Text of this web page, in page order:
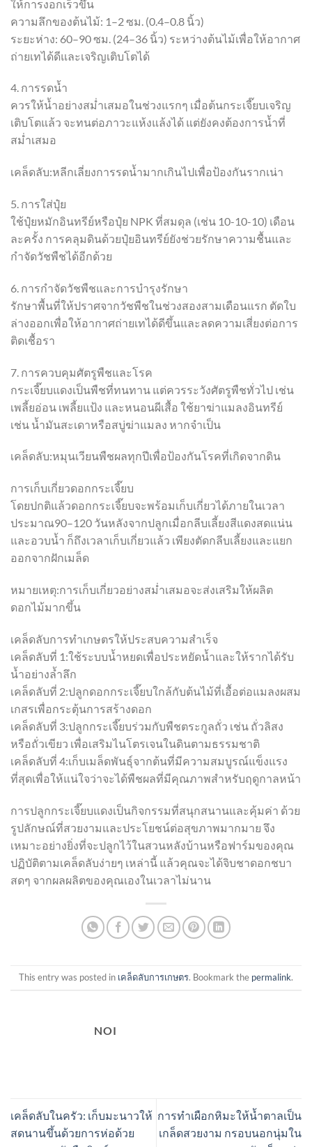
ให้การงอกเร็วขึ้น
ความลึกของต้นไม้: 1–2 ซม. (0.4–0.8 นิ้ว)
ระยะห่าง: 60–90 ซม. (24–36 นิ้ว) ระหว่างต้นไม้เพื่อให้อากาศ
ถ่ายเทได้ดีและเจริญเติบโตได้
4. การรดน้ำ
ควรให้น้ำอย่างสม่ำเสมอในช่วงแรกๆ เมื่อต้นกระเจี๊ยบเจริญ
เติบโตแล้ว จะทนต่อภาวะแห้งแล้งได้ แต่ยังคงต้องการน้ำที่
สม่ำเสมอ
เคล็ดลับ:หลีกเลี่ยงการรดน้ำมากเกินไปเพื่อป้องกันรากเน่า
5. การใส่ปุ๋ย
ใช้ปุ๋ยหมักอินทรีย์หรือปุ๋ย NPK ที่สมดุล (เช่น 10-10-10) เดือน
ละครั้ง การคลุมดินด้วยปุ๋ยอินทรีย์ยังช่วยรักษาความชื้นและ
กำจัดวัชพืชได้อีกด้วย
6. การกำจัดวัชพืชและการบำรุงรักษา
รักษาพื้นที่ให้ปราศจากวัชพืชในช่วงสองสามเดือนแรก ตัดใบ
ล่างออกเพื่อให้อากาศถ่ายเทได้ดีขึ้นและลดความเสี่ยงต่อการ
ติดเชื้อรา
7. การควบคุมศัตรูพืชและโรค
กระเจี๊ยบแดงเป็นพืชที่ทนทาน แต่ควรระวังศัตรูพืชทั่วไป เช่น
เพลี้ยอ่อน เพลี้ยแป้ง และหนอนผีเสื้อ ใช้ยาฆ่าแมลงอินทรีย์
เช่น น้ำมันสะเดาหรือสบู่ฆ่าแมลง หากจำเป็น
เคล็ดลับ:หมุนเวียนพืชผลทุกปีเพื่อป้องกันโรคที่เกิดจากดิน
การเก็บเกี่ยวดอกกระเจี๊ยบ
โดยปกติแล้วดอกกระเจี๊ยบจะพร้อมเก็บเกี่ยวได้ภายในเวลา
ประมาณ90–120 วันหลังจากปลูกเมื่อกลีบเลี้ยงสีแดงสดแน่น
และอวบน้ำ ก็ถึงเวลาเก็บเกี่ยวแล้ว เพียงตัดกลีบเลี้ยงและแยก
ออกจากฝักเมล็ด
หมายเหตุ:การเก็บเกี่ยวอย่างสม่ำเสมอจะส่งเสริมให้ผลิต
ดอกไม้มากขึ้น
เคล็ดลับการทำเกษตรให้ประสบความสำเร็จ
เคล็ดลับที่ 1:ใช้ระบบน้ำหยดเพื่อประหยัดน้ำและให้รากได้รับ
น้ำอย่างล้ำลึก
เคล็ดลับที่ 2:ปลูกดอกกระเจี๊ยบใกล้กับต้นไม้ที่เอื้อต่อแมลงผสม
เกสรเพื่อกระตุ้นการสร้างดอก
เคล็ดลับที่ 3:ปลูกกระเจี๊ยบร่วมกับพืชตระกูลถั่ว เช่น ถั่วลิสง
หรือถั่วเขียว เพื่อเสริมไนโตรเจนในดินตามธรรมชาติ
เคล็ดลับที่ 4:เก็บเมล็ดพันธุ์จากต้นที่มีความสมบูรณ์แข็งแรง
ที่สุดเพื่อให้แน่ใจว่าจะได้พืชผลที่มีคุณภาพสำหรับฤดูกาลหน้า
การปลูกกระเจี๊ยบแดงเป็นกิจกรรมที่สนุกสนานและคุ้มค่า ด้วย
รูปลักษณ์ที่สวยงามและประโยชน์ต่อสุขภาพมากมาย จึง
เหมาะอย่างยิ่งที่จะปลูกไว้ในสวนหลังบ้านหรือฟาร์มของคุณ
ปฏิบัติตามเคล็ดลับง่ายๆ เหล่านี้ แล้วคุณจะได้จิบชาดอกชบา
สดๆ จากผลผลิตของคุณเองในเวลาไม่นาน
This entry was posted in เคล็ดลับการเกษตร. Bookmark the permalink.
NOI
เคล็ดลับในครัว: เก็บมะนาวให้
สดนานขึ้นด้วยการห่อด้วย
การทำเผือกหิมะให้น้ำตาลเป็น
เกล็ดสวยงาม กรอบนอกนุ่มใน